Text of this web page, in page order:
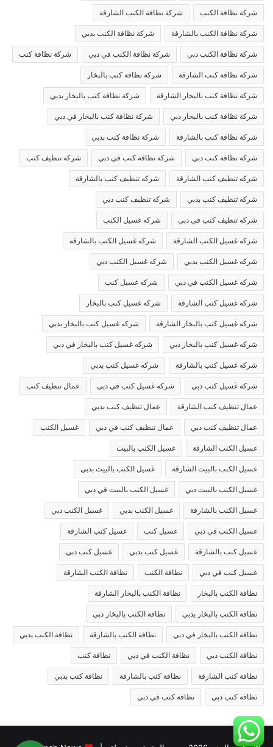
شركة نظافة الكنب شركة نظافة الكنب الشارقة
شركة نظافة الكنب بالشارقة شركة نظافة الكنب بدبي
شركة نظافة الكنب دبي شركة نظافة الكنب في دبي شركة نظافة كنب
شركة نظافة كنب الشارقة شركة نظافة كنب بالبخار
شركة نظافة كنب بالبخار الشارقة شركة نظافة كنب بالبخار بدبي
شركة نظافة كنب بالبخار دبي شركة نظافة كنب بالبخار في دبي
شركة نظافة كنب بالشارقة شركة نظافة كنب بدبي
شركة نظافة كنب دبي شركة نظافة كنب في دبي شركه تنظيف كنب
شركه تنظيف كنب الشارقة شركه تنظيف كنب بالشارقة
شركه تنظيف كنب بدبي شركه تنظيف كنب دبي
شركه تنظيف كنب في دبي شركه غسيل الكنب
شركه غسيل الكنب الشارقة شركه غسيل الكنب بالشارقة
شركه غسيل الكنب بدبي شركه غسيل الكنب دبي
شركه غسيل الكنب في دبي شركه غسيل كنب
شركه غسيل كنب الشارقة شركه غسيل كنب بالبخار
شركه غسيل كنب بالبخار الشارقة شركه غسيل كنب بالبخار بدبي
شركه غسيل كنب بالبخار دبي شركه غسيل كنب بالبخار في دبي
شركه غسيل كنب بالشارقة شركه غسيل كنب بدبي
شركه غسيل كنب دبي شركه غسيل كنب في دبي عمال تنظيف كنب
عمال تنظيف كنب الشارقة عمال تنظيف كنب بدبي
عمال تنظيف كنب دبي عمال تنظيف كنب في دبي غسيل الكنب
غسيل الكنب الشارقة غسيل الكنب بالبيت
غسيل الكنب بالبيت الشارقة غسيل الكنب بالبيت بدبي
غسيل الكنب بالبيت دبي غسيل الكنب بالبيت في دبي
غسيل الكنب بالشارقة غسيل الكنب بدبي غسيل الكنب دبي
غسيل الكنب في دبي غسيل كنب غسيل كنب الشارقة
غسيل كنب بالشارقة غسيل كنب بدبي غسيل كنب دبي
غسيل كنب في دبي نظافة الكنب نظافة الكنب الشارقة
نظافة الكنب بالبخار نظافة الكنب بالبخار الشارقة
نظافة الكنب بالبخار بدبي نظافة الكنب بالبخار دبي
نظافة الكنب بالبخار في دبي نظافة الكنب بالشارقة نظافة الكنب بدبي
نظافة الكنب دبي نظافة الكنب في دبي نظافة كنب
نظافة كنب الشارقة نظافة كنب بالشارقة نظافة كنب بدبي
نظافة كنب دبي نظافة كنب في دبي